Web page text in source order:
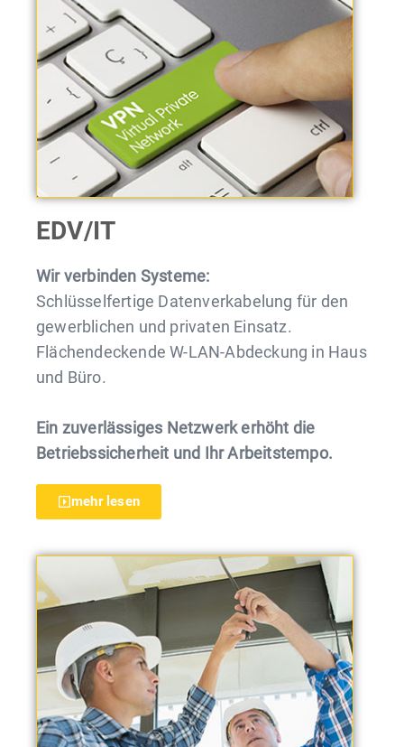
EDV/IT
Wir verbinden Systeme:
Schlüsselfertige Datenverkabelung für den
gewerblichen und privaten Einsatz.
Flächendeckende W-LAN-Abdeckung in Haus
und Büro.
Ein zuverlässiges Netzwerk erhöht die
Betriebssicherheit und Ihr Arbeitstempo.
mehr lesen